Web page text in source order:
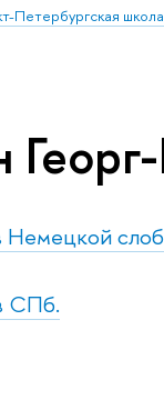
Петербургская
Немецкой
СПб.